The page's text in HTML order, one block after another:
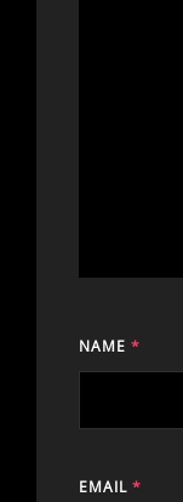
NAME *
EMAIL *